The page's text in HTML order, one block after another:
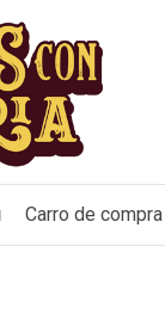
Carro de compra